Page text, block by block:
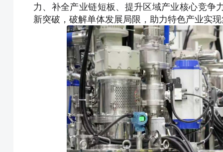
力、补全产业链短板、提升区域产业核心竞争
新突破，破解单体发展局限，助力特色产业实